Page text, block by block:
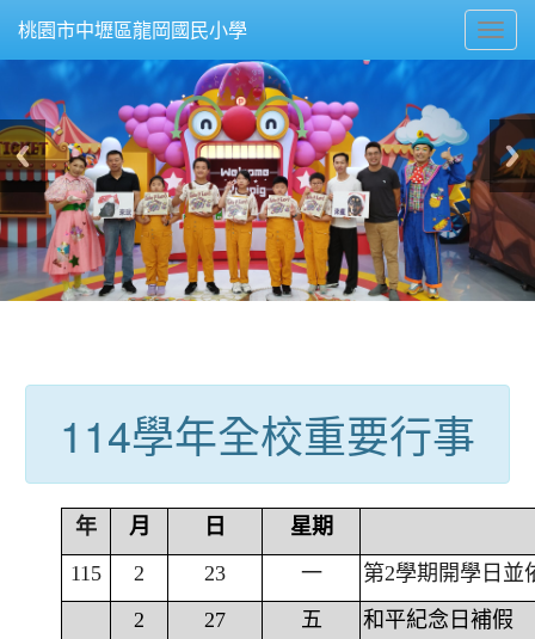
桃園市中壢區龍岡國民小學
114學年全校重要行事
年 月 日
星期
115
2 23 一
第2學期開學日並
2
27 五
和平紀念日補假